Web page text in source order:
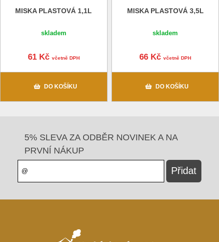
MISKA PLASTOVÁ 1,1L
skladem
61 Kč včetně DPH
DO KOŠÍKU
MISKA PLASTOVÁ 3,5L
skladem
66 Kčvčetně DPH
DO KOŠÍKU
5% SLEVA ZA ODBĚR NOVINEK A NA
PRVNÍ NÁKUP